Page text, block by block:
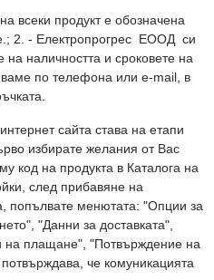
всеки продукт е обозначена
2. - Eлектропрогрес ЕООД си
на наличността и сроковете на
по телефона или e-mail, в
сайта става на етапи
избирате желания от Вас
код на продукта в Каталога на
след прибавяне на
попълвате менютата: "Опции за
"Данни за доставката",
на плащане", "Потвърждение на
че комуникацията